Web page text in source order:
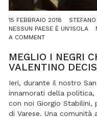
15 FEBBRAIO 2018
NESSUN PAESE È UN'ISOLA
A COMMENTON
I
NEGRI
CHE
I
TERRONI
(UN
SAN
VALENTINO
MEGLIO I NEGRI
VALENTINO
Ieri, durante il nostro
innamorati della politica,
con noi Giorgio Stabilini,
di Varese. Una comunità